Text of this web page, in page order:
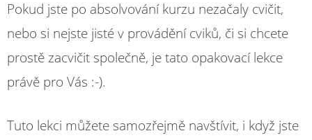
Pokud jste po absolvování kurzu nezačaly cvičit,
nebo si nejste jisté v provádění cviků, či si chcete
prostě zacvičit společně, je tato opakovací lekce
právě pro Vás :-).
Tuto lekci můžete samozřejmě navštívit, i když jste